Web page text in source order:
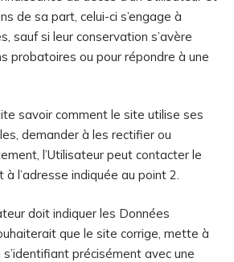
de sa part, celui-ci s’engage à
sauf si leur conservation s’avère
probatoires ou pour répondre à une
savoir comment le site utilise ses
demander à les rectifier ou
l’Utilisateur peut contacter le
l’adresse indiquée au point 2.
doit indiquer les Données
que le site corrige, mette à
précisément avec une